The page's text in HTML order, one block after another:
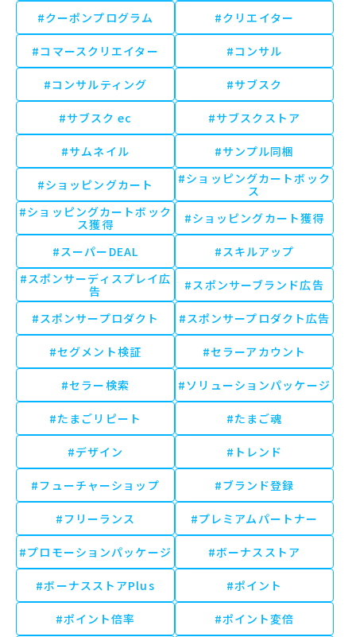
#クーポンプログラム #クリエイター
#コマースクリエイター #コンサル
#コンサルティング #サブスク
#サブスク ec #サブスクストア
#サムネイル #サンプル同梱
#ショッピングカート
#ショッピングカートボック
ス
#ショッピングカートボック
ス獲得
#ショッピングカート獲得
#スーパーDEAL
#スキルアップ
#スポンサーディスプレイ広
告
#スポンサーブランド広告
#スポンサープロダクト #スポンサープロダクト広告
#セグメント検証 #セラーアカウント
#セラー検索 #ソリューションパッケージ
#たまごリピート #たまご魂
#デザイン #トレンド
#フューチャーショップ #ブランド登録
#フリーランス #プレミアムパートナー
#プロモーションパッケージ #ボーナスストア
#ボーナスストアPlus #ポイント
#ポイント倍率 #ポイント変倍